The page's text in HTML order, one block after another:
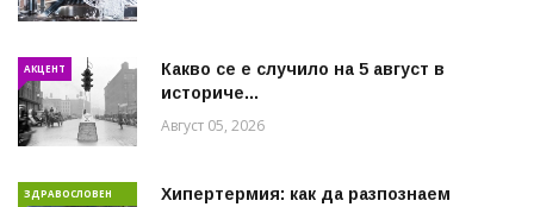
АКЦЕНТ
Какво се е случило на 5 август в
историче...
Август 05, 2026
ЗДРАВОСЛОВЕН
Хипертермия: как да разпознаем